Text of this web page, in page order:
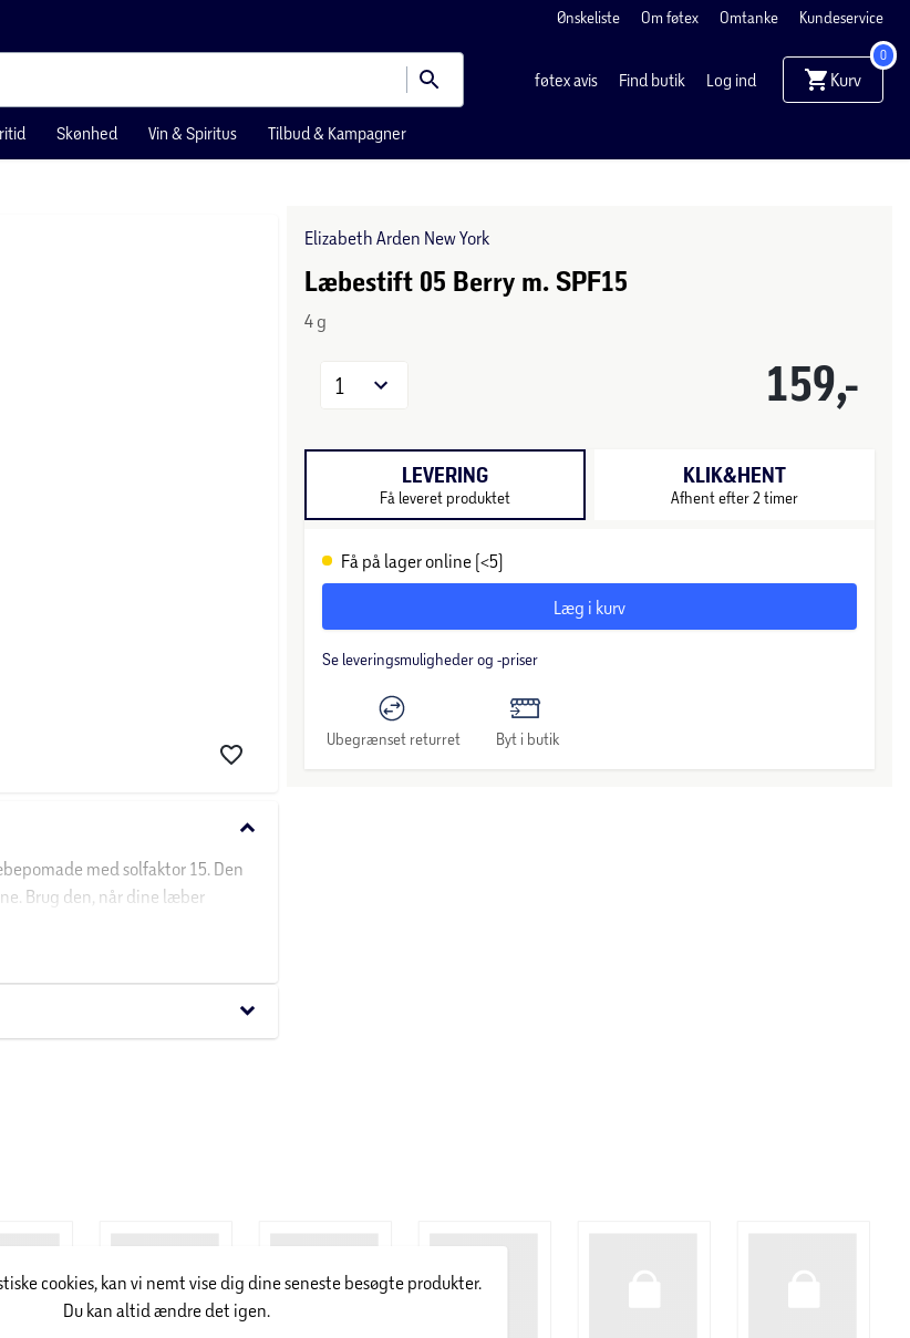
Ønskeliste Om føtex Omtanke Kundeservice
føtex avis Find butik Log ind Kurv
0
Skønhed Vin & Spiritus Tilbud & Kampagner
keyboard_arrow_down
med solfaktor 15. Den
Brug den, når dine læber
siden. Elizabeth Arden
keyboard_arrow_down
Elizabeth Arden New York
Læbestift 05 Berry m. SPF15
4 g
159,-
1
LEVERING
Få leveret produktet
KLIK&HENT
Afhent efter 2 timer
Få på lager online (<5)
Læg i kurv
Se leveringsmuligheder og -priser
Ubegrænset returret Byt i butik
cookies, kan vi nemt vise dig dine seneste besøgte produkter.
Du kan altid ændre det igen.